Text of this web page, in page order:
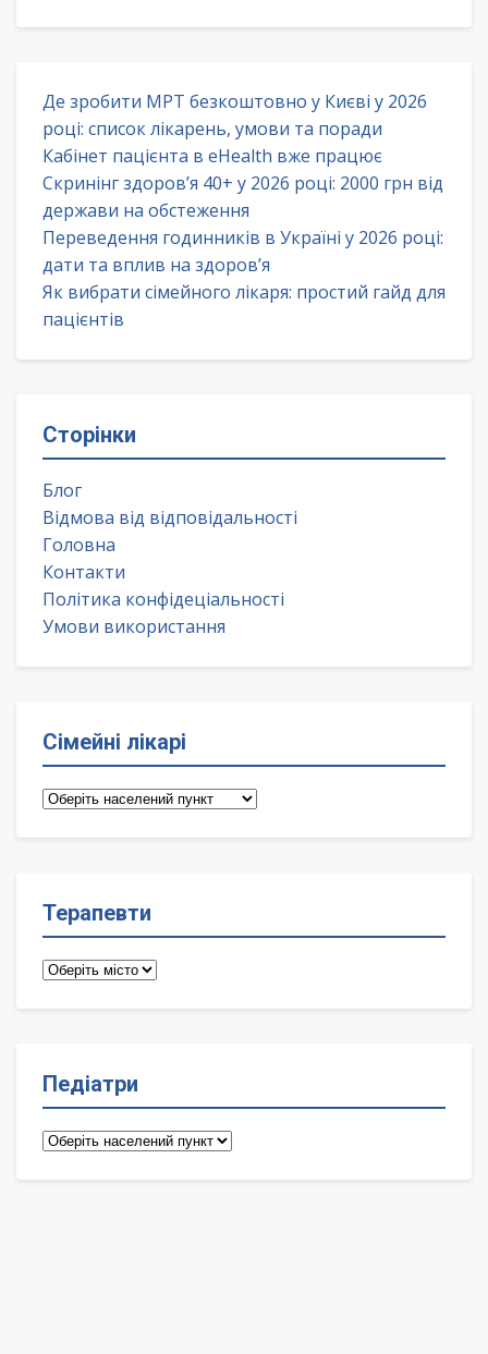
Де зробити МРТ безкоштовно у Києві у 2026
році: список лікарень, умови та поради
Кабінет пацієнта в eHealth вже працює
Скринінг здоров’я 40+ у 2026 році: 2000 грн від
держави на обстеження
Переведення годинників в Україні у 2026 році:
дати та вплив на здоров’я
Як вибрати сімейного лікаря: простий гайд для
пацієнтів
Сторінки
Блог
Відмова від відповідальності
Головна
Контакти
Політика конфідеціальності
Умови використання
Сімейні лікарі
Сімейні
Терапевти
Терапевти
Педіатри
Педіатри